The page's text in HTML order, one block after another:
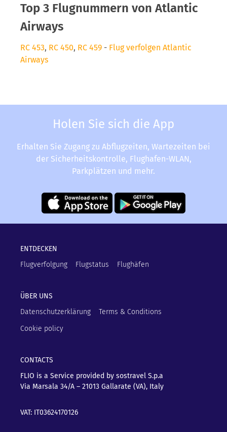
Top 3 Flugnummern von Atlantic
Airways
RC 453, RC 450, RC 459 - Flug verfolgen Atlantic
Airways
Holen Sie sich die App
Erhalten Sie Zugang zu Abflugzeiten, Wartezeiten bei
der Sicherheitskontrolle, Flughafen-WLAN,
Parkplätzen und mehr.
ENTDECKEN
Flugverfolgung
Flugstatus Flughäfen
ÜBER UNS
Datenschutzerklärung
Terms & Conditions
Cookie policy
CONTACTS
FLIO is a Service provided by sostravel S.p.a
Via Marsala 34/A – 21013 Gallarate (VA), Italy
VAT: IT03624170126